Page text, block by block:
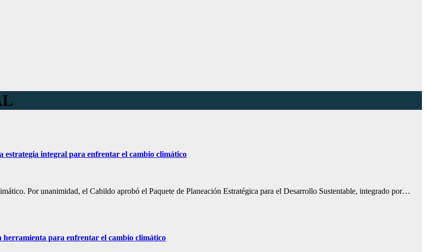
estrategia integral para enfrentar el cambio climático
Por unanimidad, el Cabildo aprobó el Paquete de Planeación Estratégica para el Desarrollo Sustentable, integrado por…
herramienta para enfrentar el cambio climático